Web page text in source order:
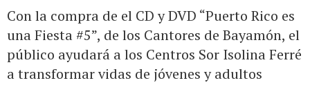
Con la compra de el CD y DVD “Puerto Rico es
una Fiesta #5”, de los Cantores de Bayamón, el
público ayudará a los Centros Sor Isolina Ferré
a transformar vidas de jóvenes y adultos